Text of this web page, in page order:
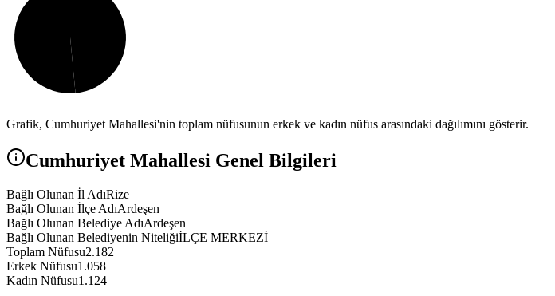
Grafik, Cumhuriyet Mahallesi'nin toplam nüfusunun erkek ve kadın nüfus arasındaki dağılımını gösterir.
Cumhuriyet Mahallesi Genel Bilgileri
Bağlı Olunan İl AdıRize
Bağlı Olunan İlçe AdıArdeşen
Bağlı Olunan Belediye AdıArdeşen
Bağlı Olunan Belediyenin NiteliğiİLÇE MERKEZİ
Toplam Nüfusu2.182
Erkek Nüfusu1.058
Kadın Nüfusu1.124